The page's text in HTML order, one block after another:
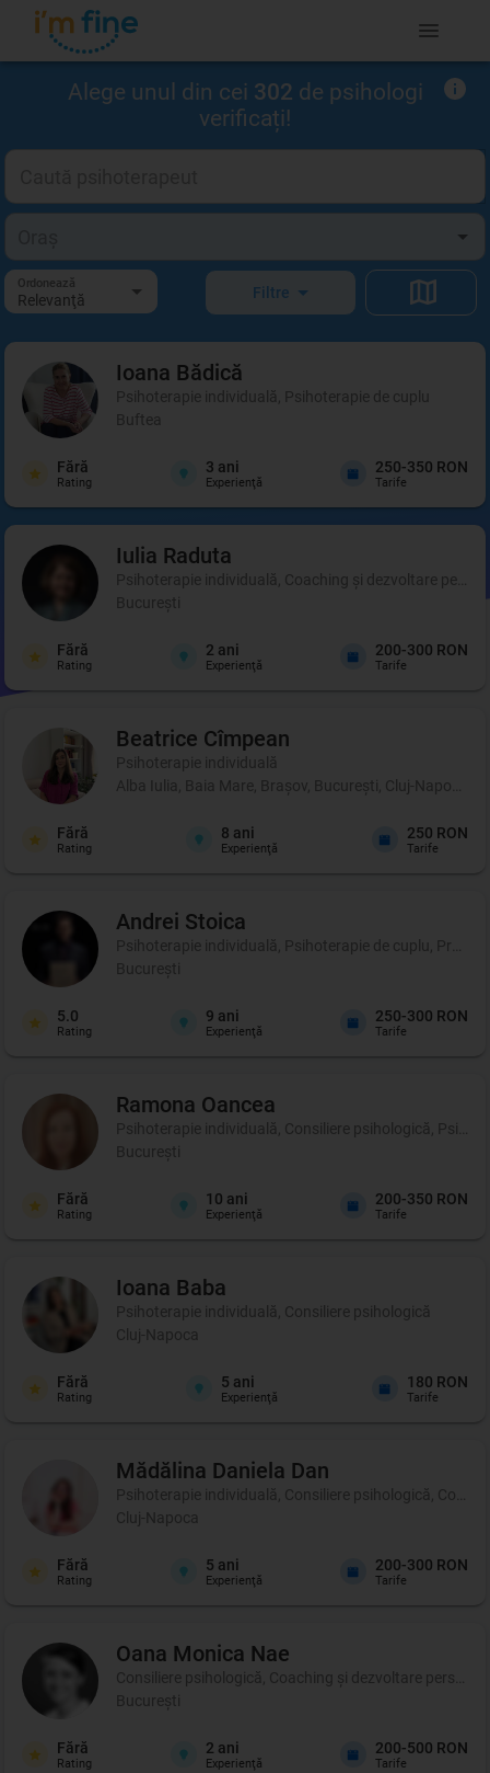
Alege unul din cei 302 de psihologi
verificați!
Ordonează
Relevanţă Filtre
Ioana Bădică
Psihoterapie individuală, Psihoterapie de cuplu
Buftea
Fără
Rating
3 ani
Experienţă
250-350 RON
Tarife
Iulia Raduta
Psihoterapie individuală, Coaching şi dezvoltare
București
Fără
Rating
2 ani
Experienţă
200-300 RON
Tarife
Beatrice Cîmpean
Psihoterapie individuală
Alba Iulia, Baia Mare, Brașov, București, Cluj-Napoca,
Fără
Rating
8 ani
Experienţă
250 RON
Tarife
Andrei Stoica
Psihoterapie individuală, Psihoterapie de cuplu, Profil
București
5.0
Rating
9 ani
Experienţă
250-300 RON
Tarife
Ramona Oancea
Psihoterapie individuală, Consiliere psihologică,
București
Fără
Rating
10 ani
Experienţă
200-350 RON
Tarife
Ioana Baba
Psihoterapie individuală, Consiliere psihologică
Cluj-Napoca
Fără
Rating
5 ani
Experienţă
180 RON
Tarife
Mădălina Daniela Dan
Psihoterapie individuală, Consiliere psihologică,
Cluj-Napoca
Fără
Rating
5 ani
Experienţă
200-300 RON
Tarife
Oana Monica Nae
Consiliere psihologică, Coaching şi dezvoltare
București
Fără
Rating
2 ani
Experienţă
200-500 RON
Tarife